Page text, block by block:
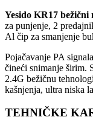
Yesido KR17
za punjenje, 2
Al čip za smanjenje
Pojačavanje PA
čineći snimanje širim.
2.4G bežičnu
kašnjenja, ultra niska
TEHNIČKE